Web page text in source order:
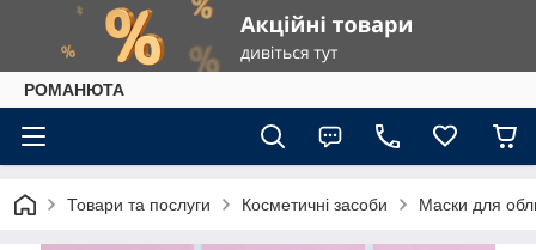
РОМАНЮТА
Товари та послуги Косметичні засоби Маски для